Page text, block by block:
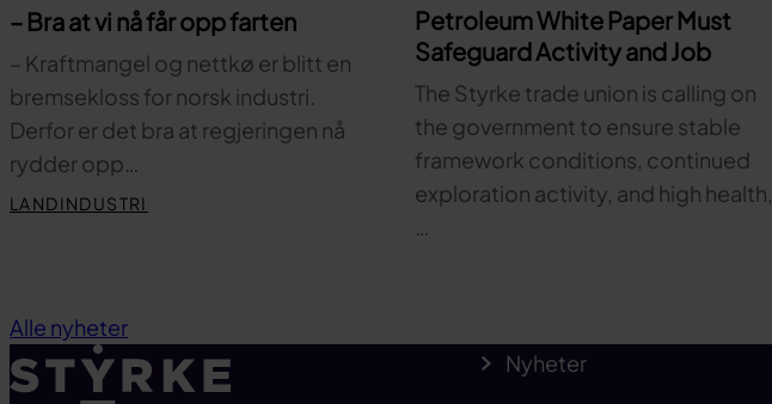
– Bra at vi nå får opp farten
– Kraftmangel og nettkø er blitt en
bremsekloss for norsk industri.
Derfor er det bra at regjeringen nå
rydder opp…
LANDINDUSTRI
Petroleum White Paper Must
Safeguard Activity and Job
The Styrke trade union is calling on
the government to ensure stable
framework conditions, continued
exploration activity, and high health,
…
Alle nyheter
Nyheter